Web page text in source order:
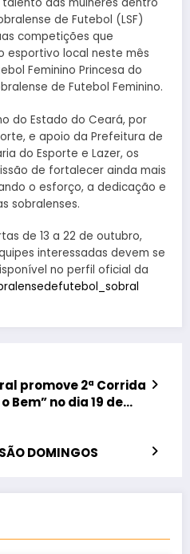
das mulheres dentro
de Futebol (LSF)
competições que
esportivo local neste mês
Feminino Princesa do
de Futebol Feminino.
do Estado do Ceará, por
e apoio da Prefeitura de
do Esporte e Lazer, os
de fortalecer ainda mais
o esforço, a dedicação e
sobralenses.
de 13 a 22 de outubro,
interessadas devem se
no perfil oficial da
promove 2ª Corrida
Bem” no dia 19 de
DOMINGOS